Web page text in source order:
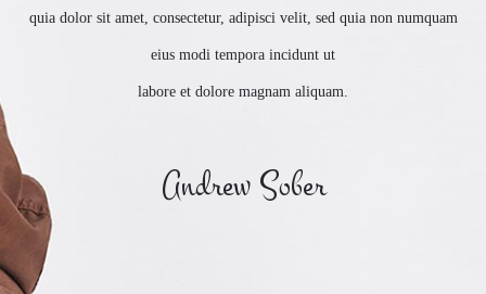
quia dolor sit amet, consectetur, adipisci velit, sed quia non numquam
eius modi tempora incidunt ut
labore et dolore magnam aliquam.
Andrew Sober